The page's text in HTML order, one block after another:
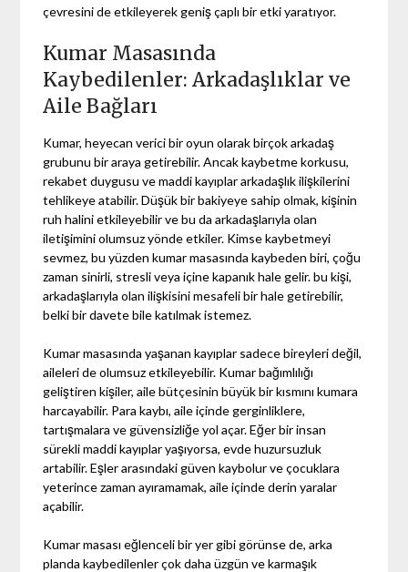
çevresini de etkileyerek geniş çaplı bir etki yaratıyor.
Kumar Masasında
Kaybedilenler: Arkadaşlıklar ve
Aile Bağları
Kumar, heyecan verici bir oyun olarak birçok arkadaş
grubunu bir araya getirebilir. Ancak kaybetme korkusu,
rekabet duygusu ve maddi kayıplar arkadaşlık ilişkilerini
tehlikeye atabilir. Düşük bir bakiyeye sahip olmak, kişinin
ruh halini etkileyebilir ve bu da arkadaşlarıyla olan
iletişimini olumsuz yönde etkiler. Kimse kaybetmeyi
sevmez, bu yüzden kumar masasında kaybeden biri, çoğu
zaman sinirli, stresli veya içine kapanık hale gelir. bu kişi,
arkadaşlarıyla olan ilişkisini mesafeli bir hale getirebilir,
belki bir davete bile katılmak istemez.
Kumar masasında yaşanan kayıplar sadece bireyleri değil,
aileleri de olumsuz etkileyebilir. Kumar bağımlılığı
geliştiren kişiler, aile bütçesinin büyük bir kısmını kumara
harcayabilir. Para kaybı, aile içinde gerginliklere,
tartışmalara ve güvensizliğe yol açar. Eğer bir insan
sürekli maddi kayıplar yaşıyorsa, evde huzursuzluk
artabilir. Eşler arasındaki güven kaybolur ve çocuklara
yeterince zaman ayıramamak, aile içinde derin yaralar
açabilir.
Kumar masası eğlenceli bir yer gibi görünse de, arka
planda kaybedilenler çok daha üzgün ve karmaşık